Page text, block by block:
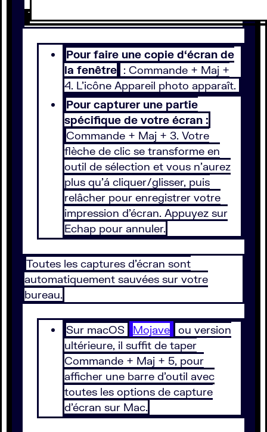
Pour faire une copie d‘écran de
la fenêtre : Commande + Maj +
4. L’icône Appareil photo apparaît.
Pour capturer une partie
spécifique de votre écran :
Commande + Maj + 3. Votre
flèche de clic se transforme en
outil de sélection et vous n’aurez
plus qu’á cliquer/glisser, puis
relâcher pour enregistrer votre
impression d’écran. Appuyez sur
Echap pour annuler.
Toutes les captures d’écran sont
automatiquement sauvées sur votre
bureau.
Sur macOS Mojave
ou version
ultérieure, il suffit de taper
Commande + Maj + 5, pour
afficher une barre d’outil avec
toutes les options de capture
d’écran sur Mac.